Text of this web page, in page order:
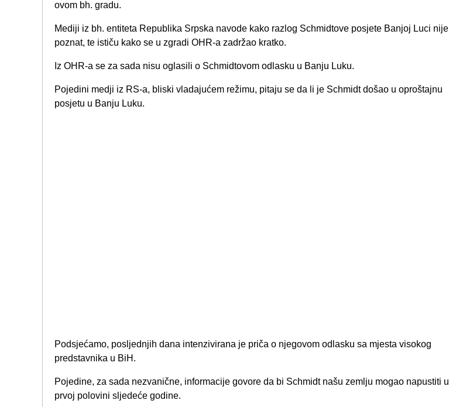
ovom bh. gradu.
Mediji iz bh. entiteta Republika Srpska navode kako razlog Schmidtove posjete Banjoj Luci nije
poznat, te ističu kako se u zgradi OHR-a zadržao kratko.
Iz OHR-a se za sada nisu oglasili o Schmidtovom odlasku u Banju Luku.
Pojedini medji iz RS-a, bliski vladajućem režimu, pitaju se da li je Schmidt došao u oproštajnu
posjetu u Banju Luku.
Podsjećamo, posljednjih dana intenzivirana je priča o njegovom odlasku sa mjesta visokog
predstavnika u BiH.
Pojedine, za sada nezvanične, informacije govore da bi Schmidt našu zemlju mogao napustiti u
prvoj polovini sljedeće godine.